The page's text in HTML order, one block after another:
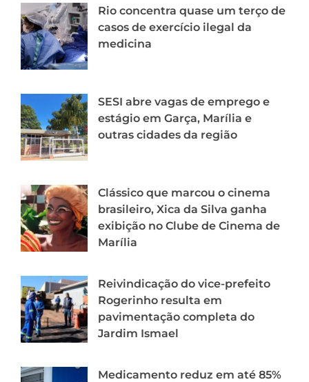
Rio concentra quase um terço de
casos de exercício ilegal da
medicina
SESI abre vagas de emprego e
estágio em Garça, Marília e
outras cidades da região
Clássico que marcou o cinema
brasileiro, Xica da Silva ganha
exibição no Clube de Cinema de
Marília
Reivindicação do vice-prefeito
Rogerinho resulta em
pavimentação completa do
Jardim Ismael
Medicamento reduz em até 85%